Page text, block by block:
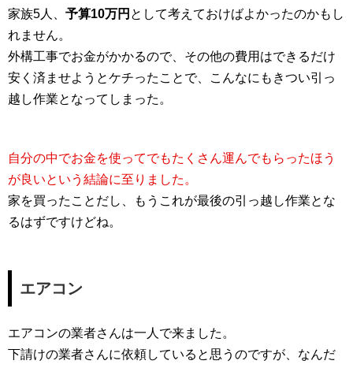
家族5人、 予算10万円 として考えておけばよかったのかもし
れません。
外構工事でお金がかかるので、その他の費用はできるだけ
安く済ませようとケチったことで、こんなにもきつい引っ
越し作業となってしまった。
自分の中でお金を使ってでもたくさん運んでもらったほう
が良いという結論に至りました。
家を買ったことだし、もうこれが最後の引っ越し作業とな
るはずですけどね。
エアコン
エアコンの業者さんは一人で来ました。
下請けの業者さんに依頼していると思うのですが、なんだ